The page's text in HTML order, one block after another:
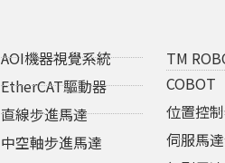
AOI機器視覺系統
EtherCAT驅動器
直線步進馬達
中空軸步進馬達
TM
COBOT
位置控
伺服馬達